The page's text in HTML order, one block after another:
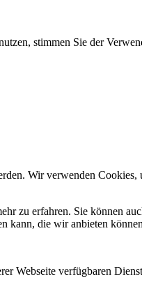
stimmen Sie der
Wir verwenden
zu erfahren. Sie können
kann, die wir anbieten
Webseite verfügbaren